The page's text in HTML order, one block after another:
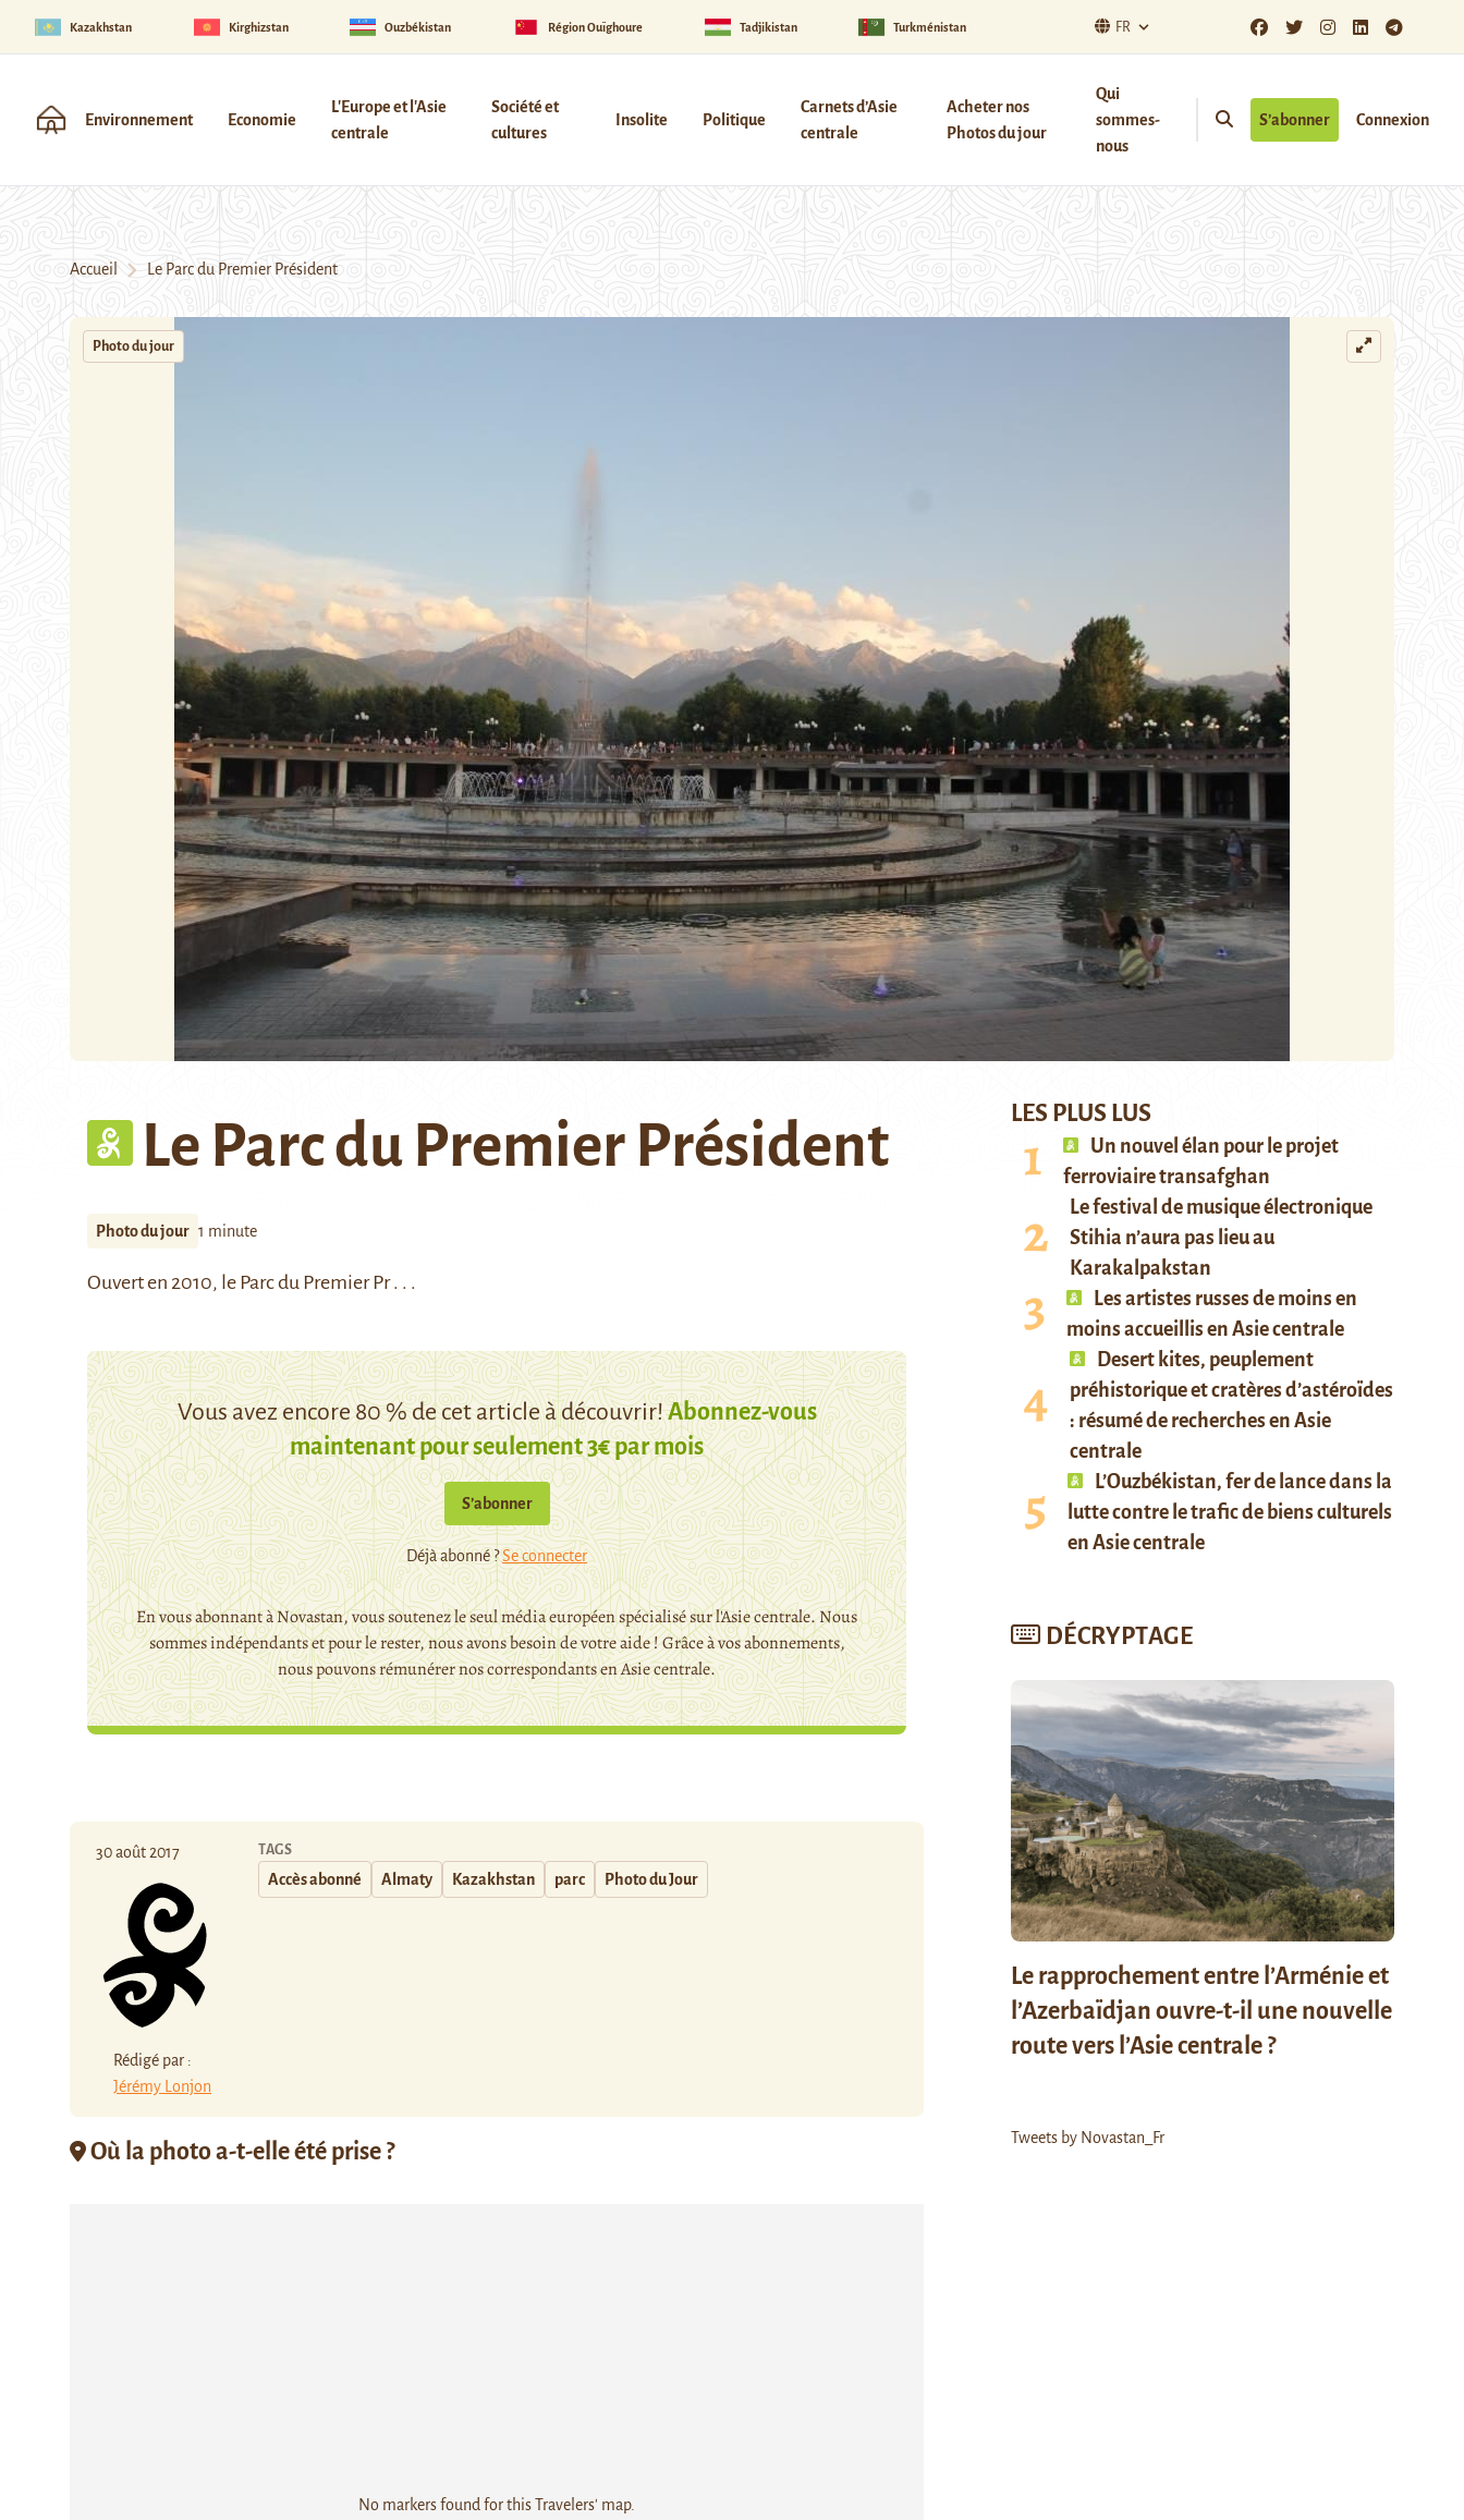
Kazakhstan Kirghizstan Ouzbékistan Région Ouïghoure Tadjikistan Turkménistan FR
Environnement Economie
L'Europe et l'Asie
centrale
Société et
cultures
Insolite Politique
Carnets d’Asie
centrale
Acheter nos
Photos du jour
Qui
sommes-
nous
S’abonner Connexion
Accueil Le Parc du Premier Président
Photo du jour
Le Parc du Premier Président
Photo du jour 1 minute
Ouvert en 2010, le Parc du Premier Pr . . .
Vous avez encore 80 % de cet article à découvrir!Abonnez-vous
maintenant pour seulement 3€ par mois
S’abonner
Déjà abonné ?Se connecter
En vous abonnant à Novastan, vous soutenez le seul média européen spécialisé sur l'Asie centrale. Nous
sommes indépendants et pour le rester, nous avons besoin de votre aide ! Grâce à vos abonnements,
nous pouvons rémunérer nos correspondants en Asie centrale.
30 août 2017
Rédigé par :
Jérémy Lonjon
TAGS
Accès abonné Almaty Kazakhstan parc Photo du Jour
Où la photo a-t-elle été prise ?
No markers found for this Travelers' map.
LES PLUS LUS
Un nouvel élan pour le projet
ferroviaire transafghan
Le festival de musique électronique
Stihia n’aura pas lieu au
Karakalpakstan
Les artistes russes de moins en
moins accueillis en Asie centrale
Desert kites, peuplement
préhistorique et cratères d’astéroïdes
: résumé de recherches en Asie
centrale
L’Ouzbékistan, fer de lance dans la
lutte contre le trafic de biens culturels
en Asie centrale
DÉCRYPTAGE
Le rapprochement entre l’Arménie et
l’Azerbaïdjan ouvre-t-il une nouvelle
route vers l’Asie centrale ?
Tweets by Novastan_Fr